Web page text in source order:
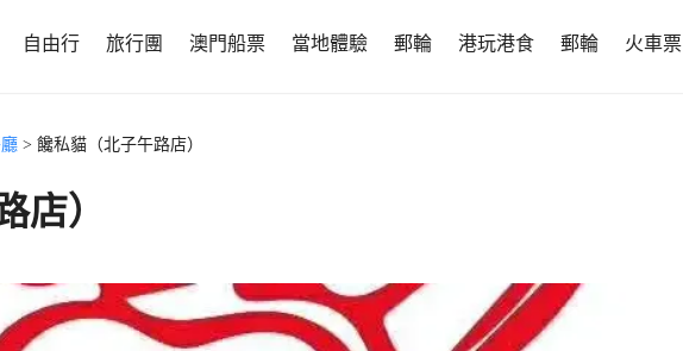
自由行 旅行團 澳門船票 當地體驗 郵輪 港玩港食 郵輪 火車票
> 饞私貓（北子午路店）
店）